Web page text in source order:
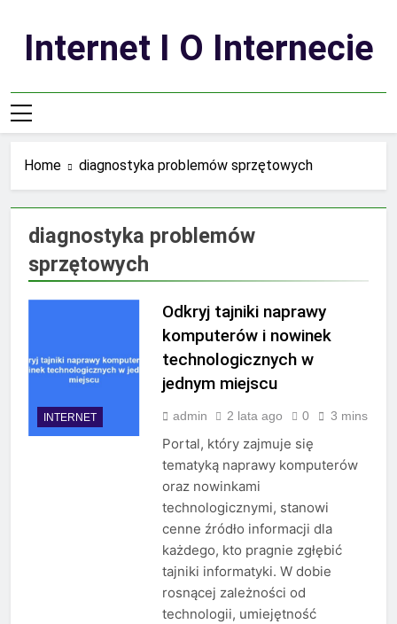
contentInternet I O Internecie
Home diagnostyka problemów sprzętowych
diagnostyka problemów
sprzętowych
INTERNET
Odkryj tajniki naprawy
komputerów i nowinek
technologicznych w
jednym miejscu
admin 2 lata ago 0 3 mins
Portal, który zajmuje się
tematyką naprawy komputerów
oraz nowinkami
technologicznymi, stanowi
cenne źródło informacji dla
każdego, kto pragnie zgłębić
tajniki informatyki. W dobie
rosnącej zależności od
technologii, umiejętność